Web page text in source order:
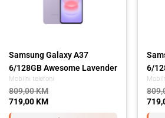
Mobilni telefoni
Samsung Galaxy A37
6/128GB Awesome Lavender
809,00KM
719,00KM
6/